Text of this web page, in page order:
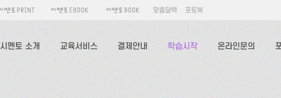
맞춤달력 포토북
시멘토 소개 교육서비스 결제안내 학습시작 온라인문의